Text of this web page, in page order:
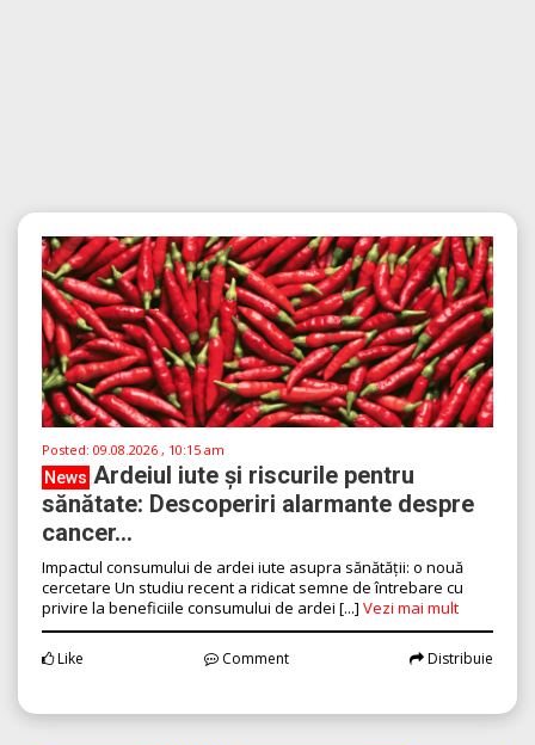
Posted: 09.08.2026 , 10:15 am
News Ardeiul iute și riscurile pentru
sănătate: Descoperiri alarmante despre
cancer...
Impactul consumului de ardei iute asupra sănătății: o nouă
cercetare Un studiu recent a ridicat semne de întrebare cu
privire la beneficiile consumului de ardei [...] Vezi mai mult
Like Comment Distribuie